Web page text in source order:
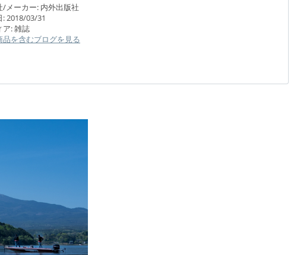
/メーカー: 内外出版社
: 2018/03/31
ア:雑誌
品を含むブログを見る